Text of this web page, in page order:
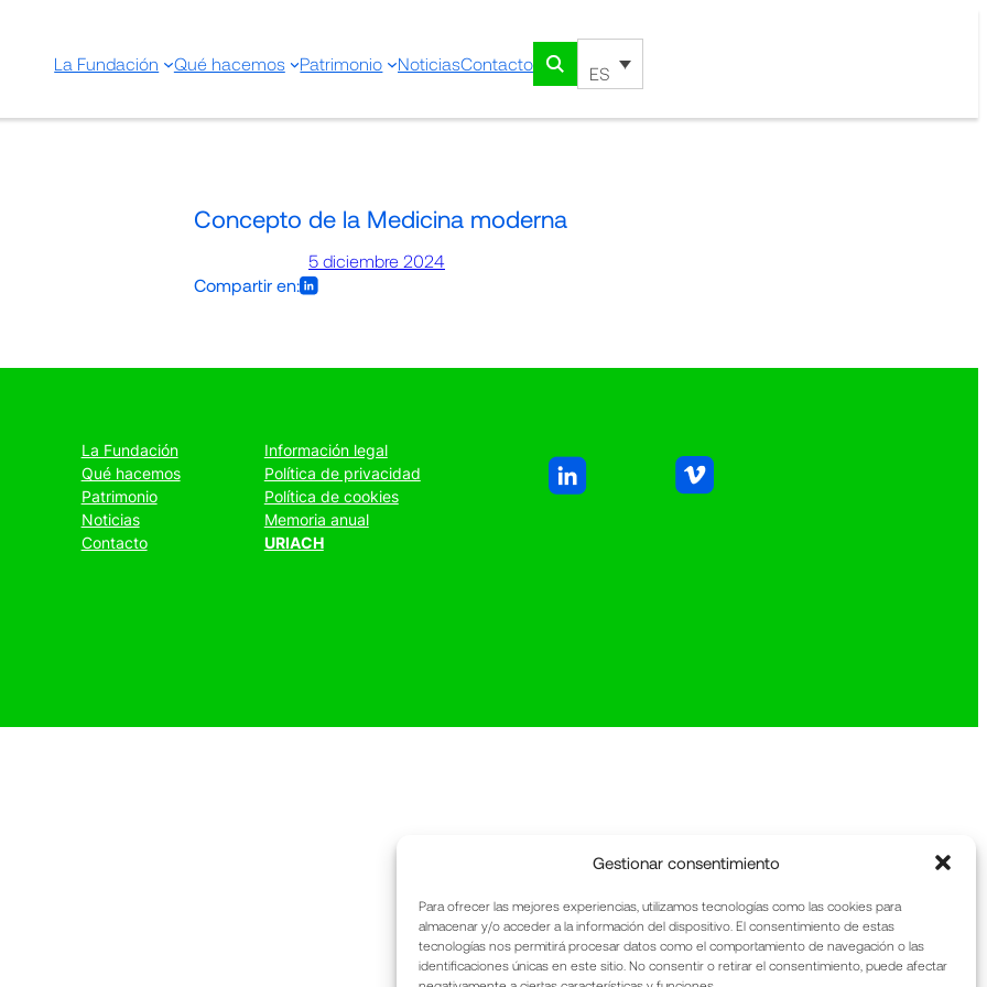
Gestionar consentimiento
Para ofrecer las mejores experiencias, utilizamos tecnologías como las cookies para
almacenar y/o acceder a la información del dispositivo. El consentimiento de estas
tecnologías nos permitirá procesar datos como el comportamiento de navegación o las
identificaciones únicas en este sitio. No consentir o retirar el consentimiento, puede afectar
La Fundación Qué hacemos Patrimonio NoticiasContacto ES
Concepto de la Medicina moderna
5 diciembre 2024
Compartir en:
La Fundación
Qué hacemos
Patrimonio
Noticias
Contacto
Información legal
Política de privacidad
Política de cookies
Memoria anual
URIACH